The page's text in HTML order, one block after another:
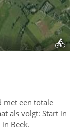
met een totale
als volgt: Start in
Beek.